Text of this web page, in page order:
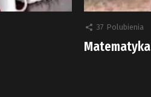
37 Polubienia
Matematyka